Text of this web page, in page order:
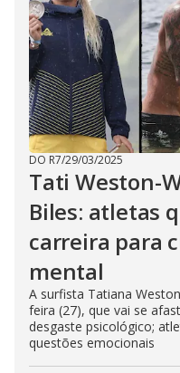
DO R7/29/03/2025
Tati Weston-
Biles: atletas
carreira para
mental
A surfista Tatiana
feira (27), que vai se
desgaste psicológico;
questões emocionais